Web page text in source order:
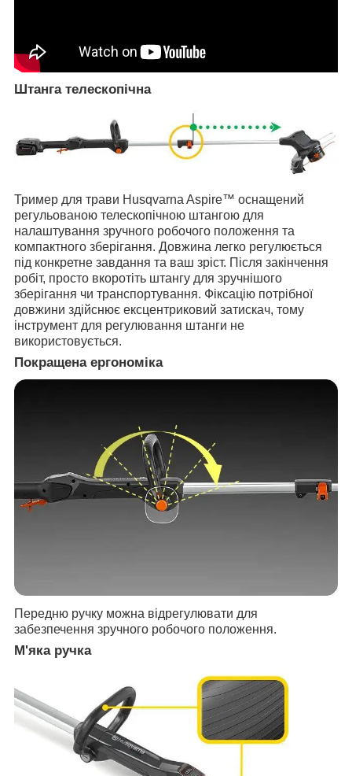
Штанга телескопічна
Тример для трави Husqvarna Aspire™ оснащений
регульованою телескопічною штангою для
налаштування зручного робочого положення та
компактного зберігання. Довжина легко регулюється
під конкретне завдання та ваш зріст. Після закінчення
робіт, просто вкоротіть штангу для зручнішого
зберігання чи транспортування. Фіксацію потрібної
довжини здійснює ексцентриковий затискач, тому
інструмент для регулювання штанги не
використовується.
Покращена ергономіка
Передню ручку можна відрегулювати для
забезпечення зручного робочого положення.
М'яка ручка